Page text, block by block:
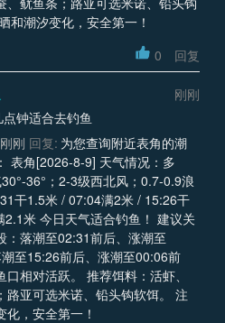
和潮汐变化，安全第一！
0 回复
刚刚
钟适合去钓鱼
刚刚 回复: 为您查询附近表角的潮
表角[2026-8-9] 天气情况：多
36°；2-3级西北风；0.7-0.9浪
干1.5米 / 07:04满2米 / 15:26干
鱼！ 建议关
：落潮至02:31前后、涨潮至
至15:26前后、涨潮至00:06前
口相对活跃。 推荐饵料：活虾、
路亚可选米诺、铅头钩软饵。 注
，安全第一！